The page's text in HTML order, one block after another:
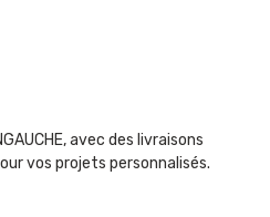
avec des livraisons
vos projets personnalisés.